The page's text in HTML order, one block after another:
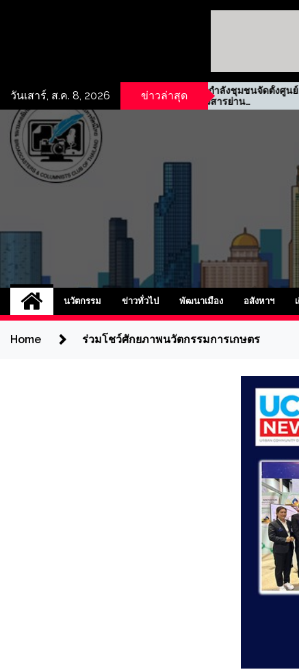
วันเสาร์, ส.ค. 8, 2026 ข่าวล่าสุด
เชิง
รฟม. ผนึกกำลังชุมชนจัดตั้งศูนย์
ข้อมูลข่าวสารย่าน
ประชาสงเคราะห์
UCD
NEW
นวัตกรรม ข่าวทั่วไป พัฒนาเมือง อสังหาฯ
Home ร่วมโชว์ศักยภาพนวัตกรรมการเกษตร